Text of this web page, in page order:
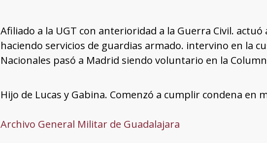
Afiliado a la UGT con anterioridad a la Guerra Civil. actuó
haciendo servicios de guardias armado. intervino en la
Nacionales pasó a Madrid siendo voluntario en la
Hijo de Lucas y Gabina. Comenzó a cumplir condena en
Archivo General Militar de Guadalajara